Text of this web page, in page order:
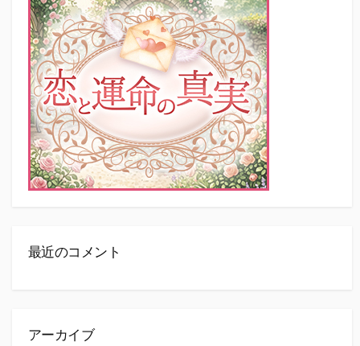
最近のコメント
アーカイブ